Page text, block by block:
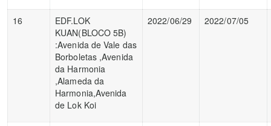
16
EDF.LOK
KUAN(BLOCO 5B)
:Avenida de Vale das
Borboletas ,Avenida
da Harmonia
,Alameda da
Harmonia,Avenida
de Lok Koi
2022/06/29 2022/07/05